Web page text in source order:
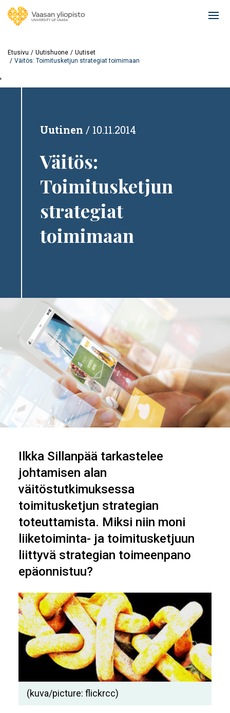
Etusivu Uutishuone
Uutiset
Väitös: Toimitusketjun strategiat toimimaan
'
Uutinen 10.11.2014
Väitös:
Toimitusketjun
strategiat
toimimaan
Ilkka Sillanpää tarkastelee
johtamisen alan
väitöstutkimuksessa
toimitusketjun strategian
toteuttamista. Miksi niin moni
liiketoiminta- ja toimitusketjuun
liittyvä strategian toimeenpano
epäonnistuu?
(kuva/picture: flickrcc)